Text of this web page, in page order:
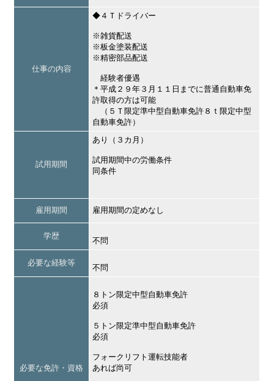
仕事の内容
◆４Ｔドライバー
※雑貨配送
※板金塗装配送
※精密部品配送
経験者優遇
＊平成２９年３月１１日までに普通自動車免
許取得の方は可能
（５Ｔ限定準中型自動車免許８ｔ限定中型
自動車免許）
試用期間
あり（３カ月）
試用期間中の労働条件
同条件
雇用期間 雇用期間の定めなし
学歴
不問
必要な経験等
不問
必要な免許・資格
８トン限定中型自動車免許
必須
５トン限定準中型自動車免許
必須
フォークリフト運転技能者
あれば尚可